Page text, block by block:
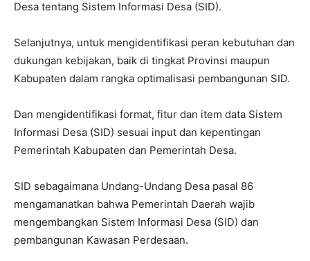
Desa tentang Sistem Informasi Desa (SID).
Selanjutnya, untuk mengidentifikasi peran kebutuhan dan
dukungan kebijakan, baik di tingkat Provinsi maupun
Kabupaten dalam rangka optimalisasi pembangunan SID.
Dan mengidentifikasi format, fitur dan item data Sistem
Informasi Desa (SID) sesuai input dan kepentingan
Pemerintah Kabupaten dan Pemerintah Desa.
SID sebagaimana Undang-Undang Desa pasal 86
mengamanatkan bahwa Pemerintah Daerah wajib
mengembangkan Sistem Informasi Desa (SID) dan
pembangunan Kawasan Perdesaan.